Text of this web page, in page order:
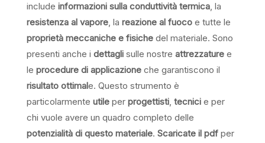
include informazioni sulla conduttività termica, la
resistenza al vapore, la reazione al fuoco e tutte le
proprietà meccaniche e fisiche del materiale. Sono
presenti anche i dettagli sulle nostre attrezzature e
le procedure di applicazione che garantiscono il
risultato ottimale. Questo strumento è
particolarmente utile per progettisti, tecnici e per
chi vuole avere un quadro completo delle
potenzialità di questo materiale. Scaricate il pdf per